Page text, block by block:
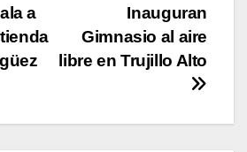
Inauguran
Gimnasio al aire
libre en Trujillo Alto
a